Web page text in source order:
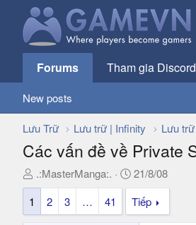
Forums Tham gia Discord
New posts
Lưu Trữ Lưu trữ | Infinity Lưu
Các vấn đề về Private
T
h
e
.:MasterManga:.
N
g
à
y
21/8/08
1
2 3 … 41 Tiếp